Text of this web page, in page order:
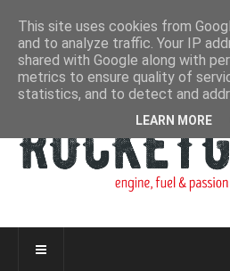
This site uses cookies from
and to analyze traffic. Your IP
shared with Google along with
metrics to ensure quality of
statistics, and to detect and
LEARN MORE